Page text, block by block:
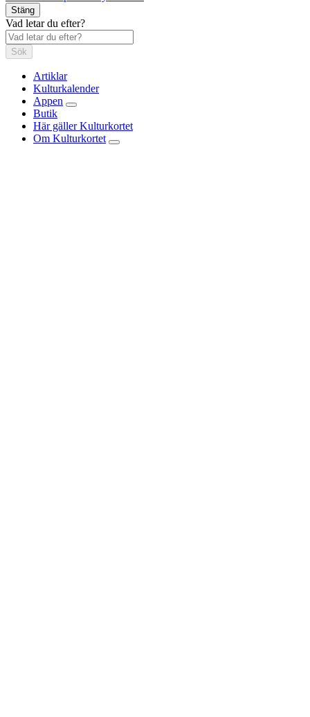
Stäng
Vad letar du efter?
Sök
Artiklar
Kulturkalender
Appen
Butik
Här gäller Kulturkortet
Om Kulturkortet